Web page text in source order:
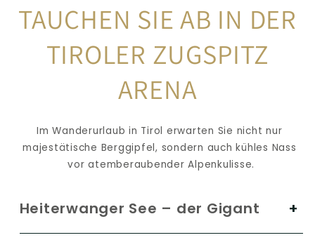
TAUCHEN SIE AB IN DER
TIROLER ZUGSPITZ
ARENA
Im Wanderurlaub in Tirol erwarten Sie nicht nur
majestätische Berggipfel, sondern auch kühles Nass
vor atemberaubender Alpenkulisse.
Heiterwanger See – der Gigant